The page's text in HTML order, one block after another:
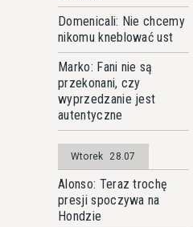
Domenicali: Nie chcemy
nikomu kneblować ust
Marko: Fani nie są
przekonani, czy
wyprzedzanie jest
autentyczne
Wtorek 28.07
Alonso: Teraz trochę
presji spoczywa na
Hondzie